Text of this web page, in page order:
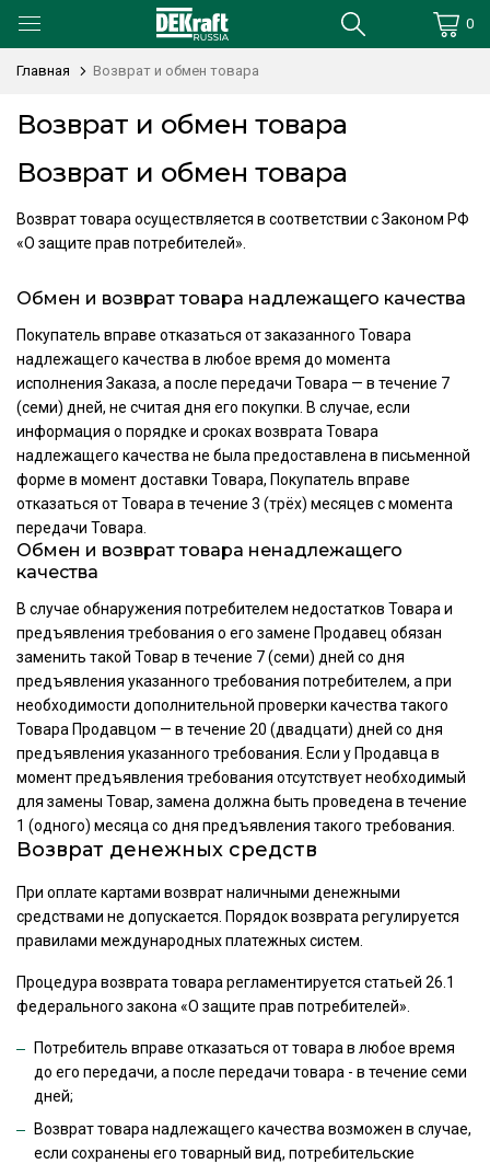
0
Главная Возврат и обмен товара
Возврат и обмен товара
Возврат и обмен товара
Возврат товара осуществляется в соответствии с Законом РФ
«О защите прав потребителей».
Обмен и возврат товара надлежащего качества
Покупатель вправе отказаться от заказанного Товара
надлежащего качества в любое время до момента
исполнения Заказа, а после передачи Товара — в течение 7
(семи) дней, не считая дня его покупки. В случае, если
информация о порядке и сроках возврата Товара
надлежащего качества не была предоставлена в письменной
форме в момент доставки Товара, Покупатель вправе
отказаться от Товара в течение 3 (трёх) месяцев с момента
передачи Товара.
Обмен и возврат товара ненадлежащего
качества
В случае обнаружения потребителем недостатков Товара и
предъявления требования о его замене Продавец обязан
заменить такой Товар в течение 7 (семи) дней со дня
предъявления указанного требования потребителем, а при
необходимости дополнительной проверки качества такого
Товара Продавцом — в течение 20 (двадцати) дней со дня
предъявления указанного требования. Если у Продавца в
момент предъявления требования отсутствует необходимый
для замены Товар, замена должна быть проведена в течение
1 (одного) месяца со дня предъявления такого требования.
Возврат денежных средств
При оплате картами возврат наличными денежными
средствами не допускается. Порядок возврата регулируется
правилами международных платежных систем.
Процедура возврата товара регламентируется статьей 26.1
федерального закона «О защите прав потребителей».
Потребитель вправе отказаться от товара в любое время
до его передачи, а после передачи товара - в течение семи
дней;
Возврат товара надлежащего качества возможен в случае,
если сохранены его товарный вид, потребительские